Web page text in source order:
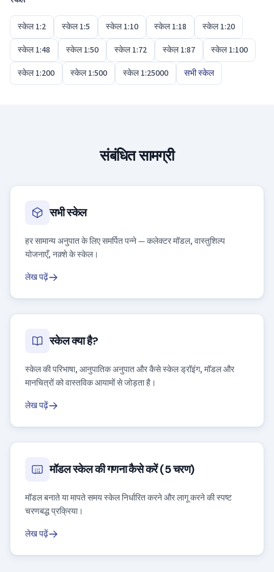
स्केल 1:2 स्केल 1:5 स्केल 1:10 स्केल 1:18
स्केल 1:20
स्केल 1:48
स्केल 1:50 स्केल 1:72 स्केल 1:87
स्केल 1:100
स्केल 1:200
स्केल 1:500 स्केल 1:25000 सभी स्केल
संबंधित सामग्री
सभी स्केल
हर सामान्य अनुपात के लिए समर्पित पन्ने — कलेक्टर मॉडल, वास्तुशिल्प
योजनाएँ, नक़्शे के स्केल।
लेख पढ़ें
स्केल क्या है?
स्केल की परिभाषा, आनुपातिक अनुपात और कैसे स्केल ड्रॉइंग, मॉडल और
मानचित्रों को वास्तविक आयामों से जोड़ता है।
लेख पढ़ें
मॉडल स्केल की गणना कैसे करें (5 चरण)
मॉडल बनाते या मापते समय स्केल निर्धारित करने और लागू करने की स्पष्ट
चरणबद्ध प्रक्रिया।
लेख पढ़ें